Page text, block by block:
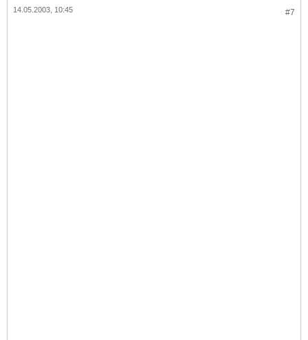
#7
14.05.2003, 10:45